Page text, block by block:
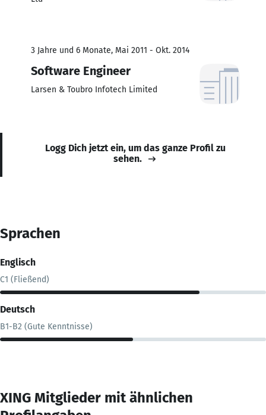
3 Jahre und 6 Monate, Mai 2011 - Okt. 2014
Software Engineer
Larsen & Toubro Infotech Limited
Logg Dich jetzt ein, um das ganze Profil zu
sehen.
Sprachen
Englisch
C1 (Fließend)
Deutsch
B1-B2 (Gute Kenntnisse)
XING Mitglieder mit ähnlichen